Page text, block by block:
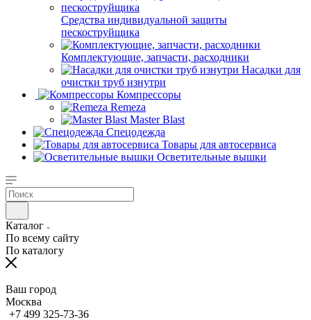
Средства индивидуальной защиты
пескоструйщика
Комплектующие, запчасти, расходники
Насадки для
очистки труб изнутри
Компрессоры
Remeza
Master Blast
Спецодежда
Товары для автосервиса
Осветительные вышки
Каталог
По всему сайту
По каталогу
Ваш город
Москва
+7 499 325-73-36